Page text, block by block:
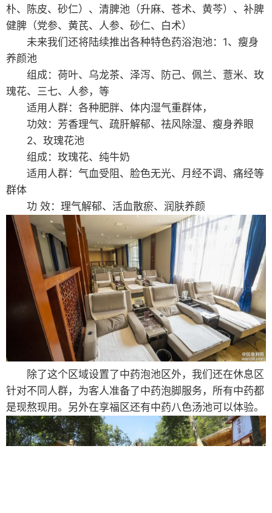
朴、陈皮、砂仁）、清脾池（升麻、苍术、黄芩）、补脾
健脾（党参、黄芪、人参、砂仁、白术）
未来我们还将陆续推出各种特色药浴泡池：1、瘦身
养颜池
组成：荷叶、乌龙茶、泽泻、防己、佩兰、薏米、玫
瑰花、三七、人参，等
适用人群：各种肥胖、体内湿气重群体，
功效：芳香理气、疏肝解郁、祛风除湿、瘦身养眼
2、玫瑰花池
组成：玫瑰花、纯牛奶
适用人群：气血受阻、脸色无光、月经不调、痛经等
群体
功 效：理气解郁、活血散瘀、润肤养颜
除了这个区域设置了中药泡池区外，我们还在休息区
针对不同人群，为客人准备了中药泡脚服务，所有中药都
是现熬现用。另外在享福区还有中药八色汤池可以体验。